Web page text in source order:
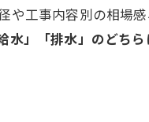
や工事内容別の相場
水」「排水」のどち